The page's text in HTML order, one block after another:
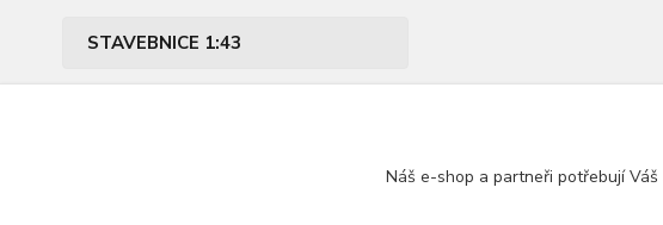
STAVEBNICE 1:43
Náš e-shop a partneři potřebují Váš